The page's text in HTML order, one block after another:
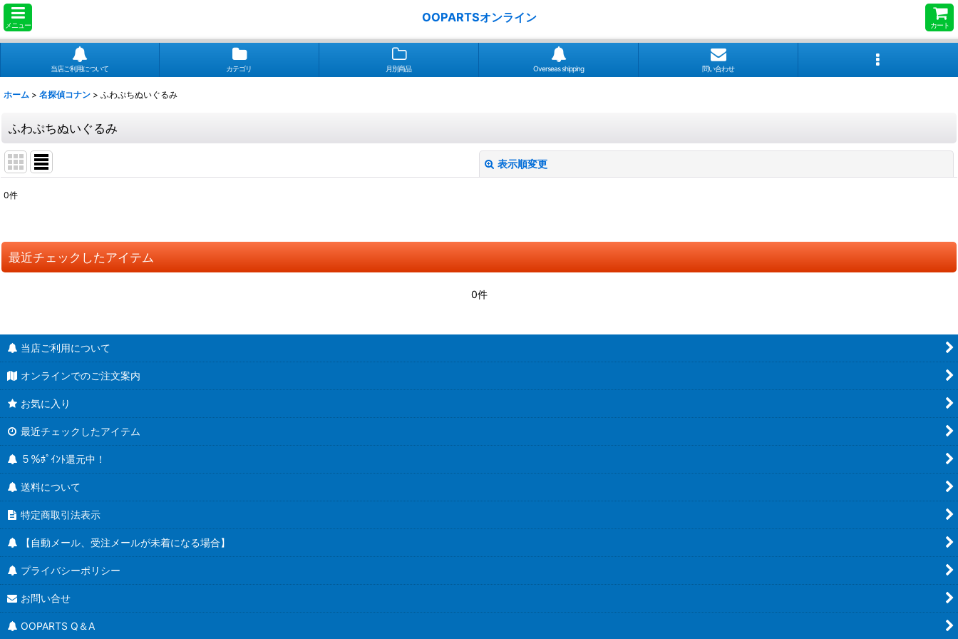
メニュー
OOPARTSオンライン
カート
当店ご利用について カテゴリ 月別商品 Overseas shipping 問い合わせ
ホーム > 名探偵コナン > ふわぷちぬいぐるみ
ふわぷちぬいぐるみ
表示順変更
並び順:
0件
最近チェックしたアイテム
0件
当店ご利用について
オンラインでのご注文案内
お気に入り
最近チェックしたアイテム
５％ﾎﾟｲﾝﾄ還元中！
送料について
特定商取引法表示
【自動メール、受注メールが未着になる場合】
プライバシーポリシー
お問い合せ
OOPARTS Q＆A